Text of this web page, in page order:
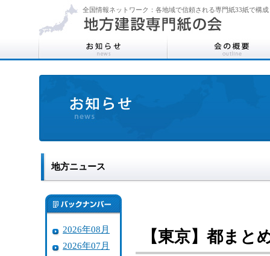
全国情報ネットワーク：各地域で信頼される専門紙33紙で構成
地方ニュース
2026年08月
2026年07月
【東京】都ま